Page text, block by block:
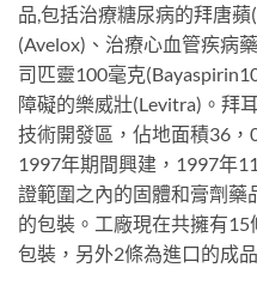
品,包括治療糖尿病的拜唐
(Avelox)、治療心血管疾病
司匹靈100毫克
障礙的樂威壯(Levitra)。拜
技術開發區，佔地面積36
1997年期間興建，1997年
證範圍之內的固體和膏劑藥
的包裝。工廠現在共擁有
包裝，另外2條為進口的成品